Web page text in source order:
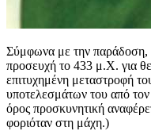
Σύμφωνα με την παράδοση,
προσευχή το 433 μ.Χ. για
επιτυχημένη μεταστροφή
υποτελεσμάτων του από
όρος προσκυνητική
φοριόταν στη μάχη.)